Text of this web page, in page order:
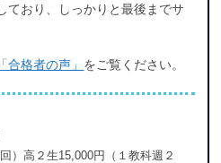
ており、しっかりと最後までサ
「合格者の声」 をご覧ください。
）高２生15,000円（１教科週２